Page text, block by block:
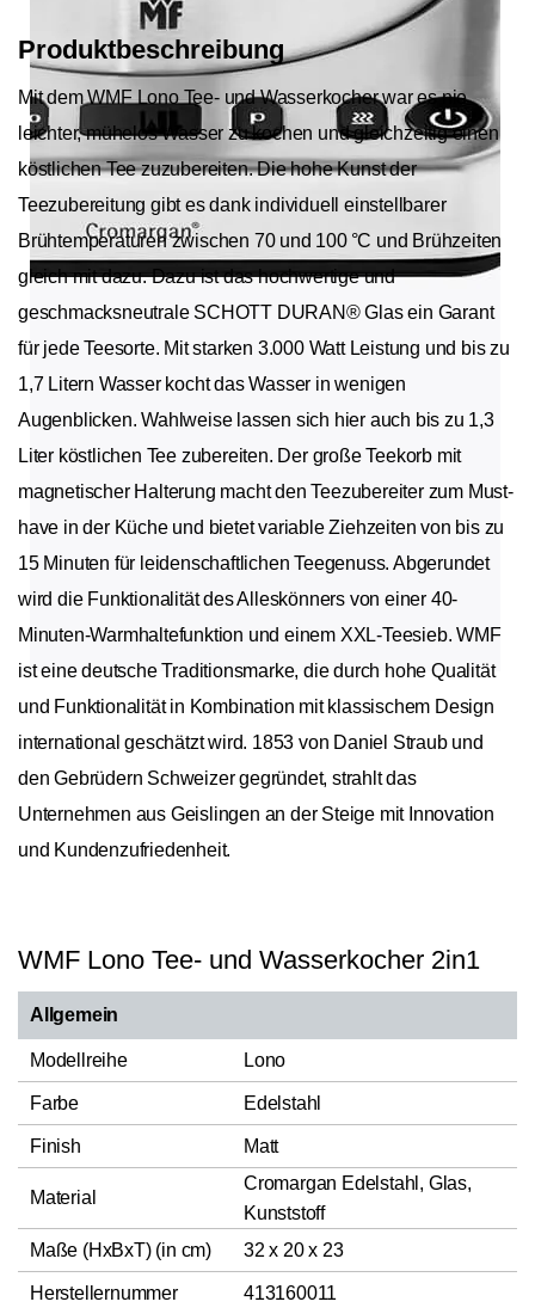
Produktbeschreibung
Mit dem WMF Lono Tee- und Wasserkocher war es nie
leichter, mühelos Wasser zu kochen und gleichzeitig einen
köstlichen Tee zuzubereiten. Die hohe Kunst der
Teezubereitung gibt es dank individuell einstellbarer
Brühtemperaturen zwischen 70 und 100 °C und Brühzeiten
gleich mit dazu. Dazu ist das hochwertige und
geschmacksneutrale SCHOTT DURAN® Glas ein Garant
für jede Teesorte. Mit starken 3.000 Watt Leistung und bis zu
1,7 Litern Wasser kocht das Wasser in wenigen
Augenblicken. Wahlweise lassen sich hier auch bis zu 1,3
Liter köstlichen Tee zubereiten. Der große Teekorb mit
magnetischer Halterung macht den Teezubereiter zum Must-
have in der Küche und bietet variable Ziehzeiten von bis zu
15 Minuten für leidenschaftlichen Teegenuss. Abgerundet
wird die Funktionalität des Alleskönners von einer 40-
Minuten-Warmhaltefunktion und einem XXL-Teesieb. WMF
ist eine deutsche Traditionsmarke, die durch hohe Qualität
und Funktionalität in Kombination mit klassischem Design
international geschätzt wird. 1853 von Daniel Straub und
den Gebrüdern Schweizer gegründet, strahlt das
Unternehmen aus Geislingen an der Steige mit Innovation
und Kundenzufriedenheit.
WMF Lono Tee- und Wasserkocher 2in1
Allgemein
Modellreihe Lono
Farbe Edelstahl
Finish Matt
Material
Cromargan Edelstahl, Glas,
Kunststoff
Maße (HxBxT) (in cm)
32 x 20 x 23
Herstellernummer 413160011